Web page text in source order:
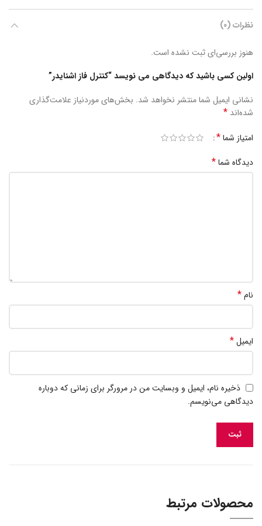
نظرات (0)
هنوز بررسی‌ای ثبت نشده است.
اولین کسی باشید که دیدگاهی می نویسد “کنترل فاز اشنایدر”
نشانی ایمیل شما منتشر نخواهد شد. بخش‌های موردنیاز علامت‌گذاری
شده‌اند *
امتیاز شما*
دیدگاه شما*
نام*
ایمیل*
ذخیره نام، ایمیل و وبسایت من در مرورگر برای زمانی که دوباره
دیدگاهی می‌نویسم.
محصولات مرتبط